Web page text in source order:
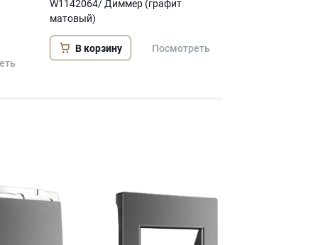
W1142064/ Диммер (графит
матовый)
В корзину Посмотреть